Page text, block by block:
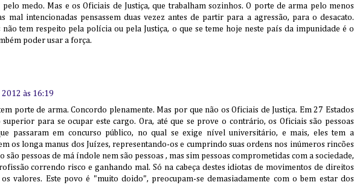
medo. Mas e os Oficiais de Justiça, que trabalham sozinhos. O porte de arma pelo menos
mal intencionadas pensassem duas vezez antes de partir para a agressão, para o desacato.
não tem respeito pela polícia ou pela Justiça, o que se teme hoje neste país da impunidade é o
poder usar a força.
às 16:19
porte de arma. Concordo plenamente. Mas por que não os Oficiais de Justiça. Em 27 Estados
para se ocupar este cargo. Ora, até que se prove o contrário, os Oficiais são pessoas
passaram em concurso público, no qual se exige nível universitário, e mais, eles tem a
os longa manus dos Juízes, representando-os e cumprindo suas ordens nos inúmeros rincões
são pessoas de má índole nem são pessoas , mas sim pessoas comprometidas com a sociedade,
correndo risco e ganhando mal. Só na cabeça destes idiotas de movimentos de direitos
valores. Este povo é "muito doido", preocupam-se demasiadamente com o bem estar dos